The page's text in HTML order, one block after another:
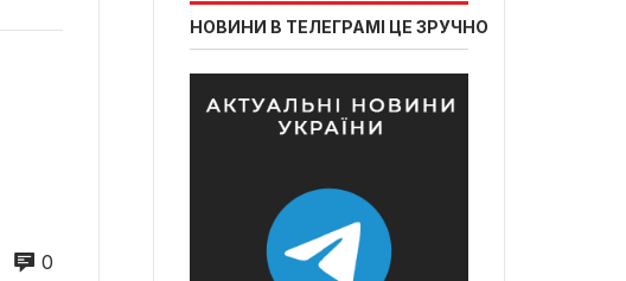
0
НОВИНИ В ТЕЛЕГРАМІ ЦЕ ЗРУЧНО